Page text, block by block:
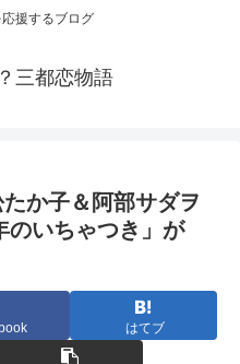
援するブログ
三都恋物語
たか子＆阿部サダヲ
のいちゃつき」が
はてブ